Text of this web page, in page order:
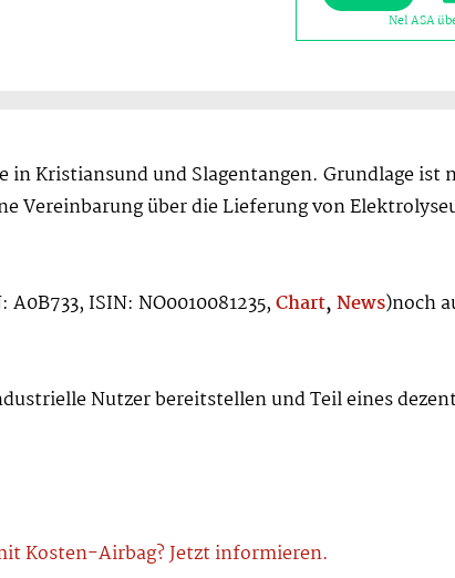
Nel ASA
Kristiansund und Slagentangen. Grundlage ist
Vereinbarung über die Lieferung von
ISIN: NO0010081235,Chart,News)noch
Nutzer bereitstellen und Teil eines
Kosten-Airbag? Jetzt informieren.